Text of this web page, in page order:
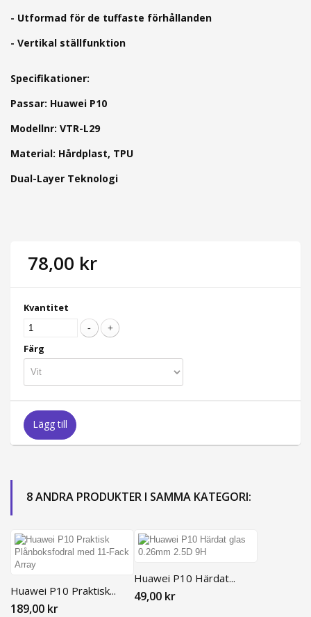
- Utformad för de tuffaste förhållanden
- Vertikal ställfunktion
Specifikationer:
Passar: Huawei P10
Modellnr: VTR-L29
Material: Hårdplast, TPU
Dual-Layer Teknologi
78,00 kr
Kvantitet
Färg
Lägg till
8 ANDRA PRODUKTER I SAMMA KATEGORI:
Huawei P10 Praktisk...
189,00 kr
Huawei P10 Härdat...
49,00 kr